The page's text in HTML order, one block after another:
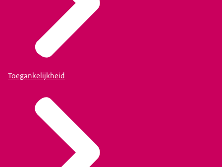
Toegankelijkheid